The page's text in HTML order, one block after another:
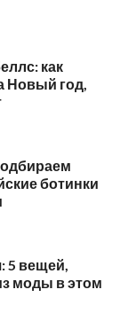
как
Новый год,
ботинки
5 вещей,
моды в этом